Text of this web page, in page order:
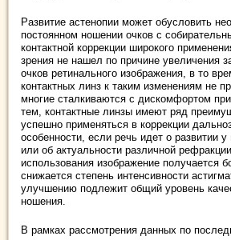
Развитие астенопии может обусловить
постоянном ношении очков с
контактной коррекции широкого
зрения не нашел по причине увеличения
очков ретинального изображения, в то
контактных линз к таким изменениям не
многие сталкиваются с дискомфортом
тем, контактные линзы имеют ряд
успешно применяться в коррекции
особенности, если речь идет о развитии у
или об актуальности различной
использования изображение получается
снижается степень интенсивности
улучшению подлежит общий уровень
ношения.
В рамках рассмотрения данных по